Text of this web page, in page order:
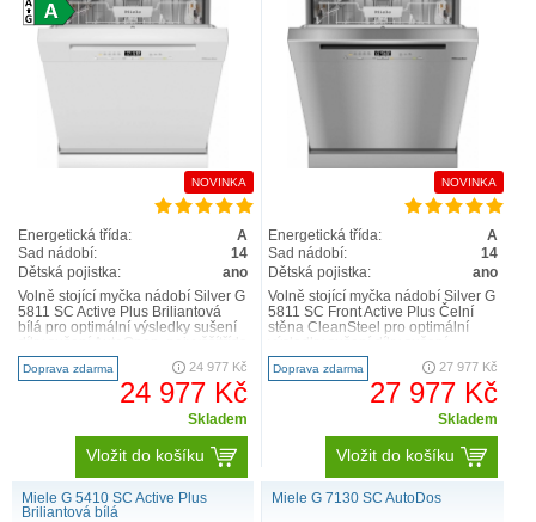
NOVINKA
Energetická třída:
A
Sad nádobí:
14
Dětská pojistka:
ano
Volně stojící myčka nádobí Silver G
5811 SC Active Plus Briliantová
bílá pro optimální výsledky sušení
en..
Doprava zdarma 24 977 Kč
24 977 Kč
Skladem
Vložit do košíku
NOVINKA
Energetická třída:
A
Sad nádobí:
14
Dětská pojistka:
ano
Volně stojící myčka nádobí Silver G
5811 SC Front Active Plus Čelní
stěna CleanSteel pro optimální
AutoOpen. nejv..
Doprava zdarma 27 977 Kč
27 977 Kč
Skladem
Vložit do košíku
Miele G 5410 SC Active Plus
Briliantová bílá
Miele G 7130 SC AutoDos